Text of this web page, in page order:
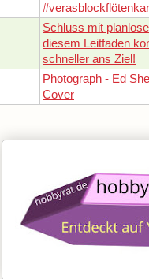
Schluss mit
diesem Leitfaden
schneller ans Ziel!
Photograph - Ed
Cover